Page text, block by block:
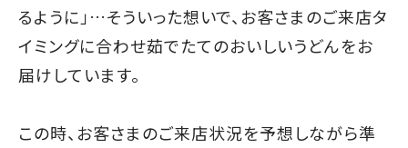
るように」…そういった想いで、お客さまのご来店タ
イミングに合わせ茹でたてのおいしいうどんをお
届けしています。
この時、お客さまのご来店状況を予想しながら準